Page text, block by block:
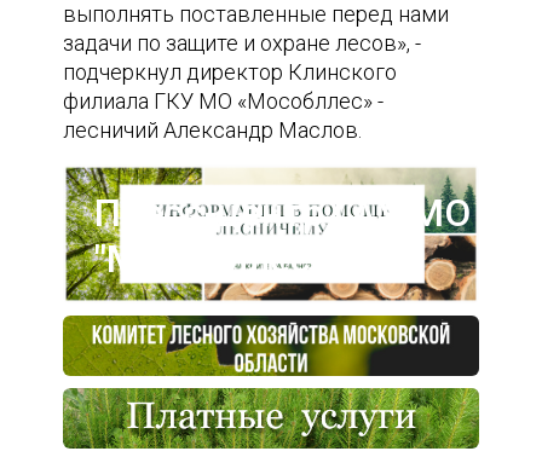
выполнять поставленные перед нами
задачи по защите и охране лесов», -
подчеркнул директор Клинского
филиала ГКУ МО «Мособллес» -
лесничий Александр Маслов.
Пресс-центр ГАУ МО
"Мособллес"